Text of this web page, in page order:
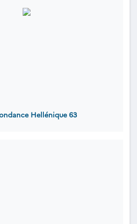
Hellénique 63